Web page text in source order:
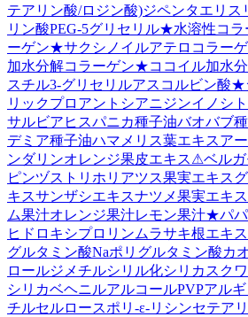
テアリン酸/ロジン酸)ジペンタエリス
リン酸PEG-5グリセリル★水溶性コラ
ーゲン★サクシノイルアテロコラー
加水分解コラーゲン★ココイル加水
スチル3-グリセリルアスコルビン酸★
リックプロアントシアニジンイノシ
サルビアヒスパニカ種子油バオバブ
デミア種子油ハマメリス葉エキスア
ンダリンオレンジ果皮エキス⚠ベル
ピンヅストリホリアツス果実エキス
キスサンザシエキスナツメ果実エキス
ム果汁オレンジ果汁レモン果汁★パ
ヒドロキシプロリン ムラサキ根エキス
グルタミン酸Naポリグルタミン酸カ
ロールジメチルシリル化シリカ スク
シリカベヘニルアルコールPVPアル
チルセルロースポリ-ε-リシンセテア